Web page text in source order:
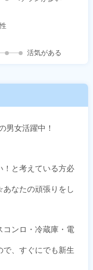
活気がある
男女活躍中！
！と考えている方必
なたの頑張りをし
コンロ・冷蔵庫・電
、すぐにでも新生